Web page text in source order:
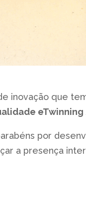
inovação que
eTwinning
por
a presença